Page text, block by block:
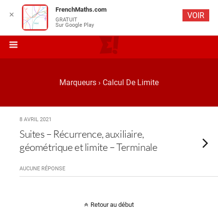
Marqueurs › Calcul De Limite
8 AVRIL 2021
Suites – Récurrence, auxiliaire,
géométrique et limite – Terminale
AUCUNE RÉPONSE
Retour au début
✕
FrenchMaths.com
GRATUIT
Sur Google Play
VOIR